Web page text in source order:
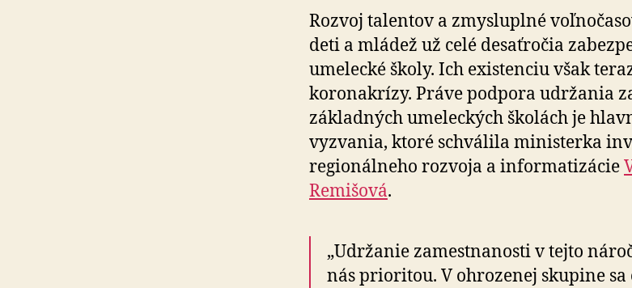
20
€
Rozvoj talentov a zmysluplné
deti a mládež už celé desaťročia
umelecké školy. Ich existenciu však
koronakrízy. Práve podpora udržania
základných umeleckých školách je
vyzvania, ktoré schválila ministerka
regionálneho rozvoja a informatizácie
Remišová.
„Udržanie zamestnanosti v tejto
nás prioritou. V ohrozenej skupine